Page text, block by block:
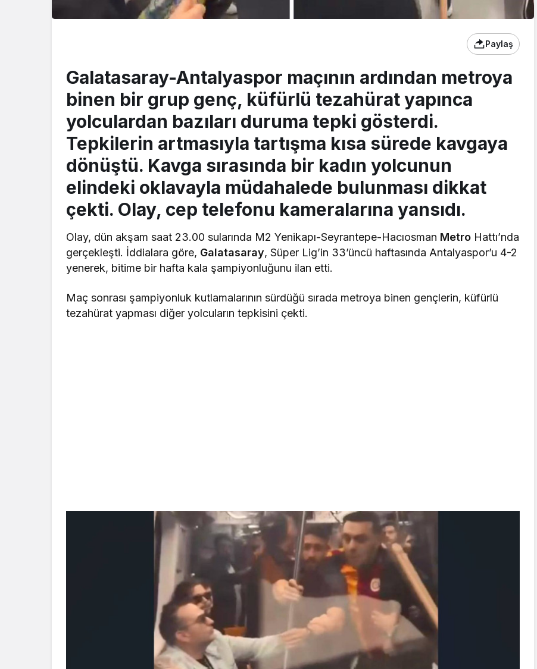
Paylaş
Galatasaray-Antalyaspor maçının ardından metroya
binen bir grup genç, küfürlü tezahürat yapınca
yolculardan bazıları duruma tepki gösterdi.
Tepkilerin artmasıyla tartışma kısa sürede kavgaya
dönüştü. Kavga sırasında bir kadın yolcunun
elindeki oklavayla müdahalede bulunması dikkat
çekti. Olay, cep telefonu kameralarına yansıdı.
Olay, dün akşam saat 23.00 sularında M2 Yenikapı-Seyrantepe-Hacıosman Metro Hattı’nda
gerçekleşti. İddialara göre, Galatasaray, Süper Lig’in 33’üncü haftasında Antalyaspor’u 4-2
yenerek, bitime bir hafta kala şampiyonluğunu ilan etti.
Maç sonrası şampiyonluk kutlamalarının sürdüğü sırada metroya binen gençlerin, küfürlü
tezahürat yapması diğer yolcuların tepkisini çekti.